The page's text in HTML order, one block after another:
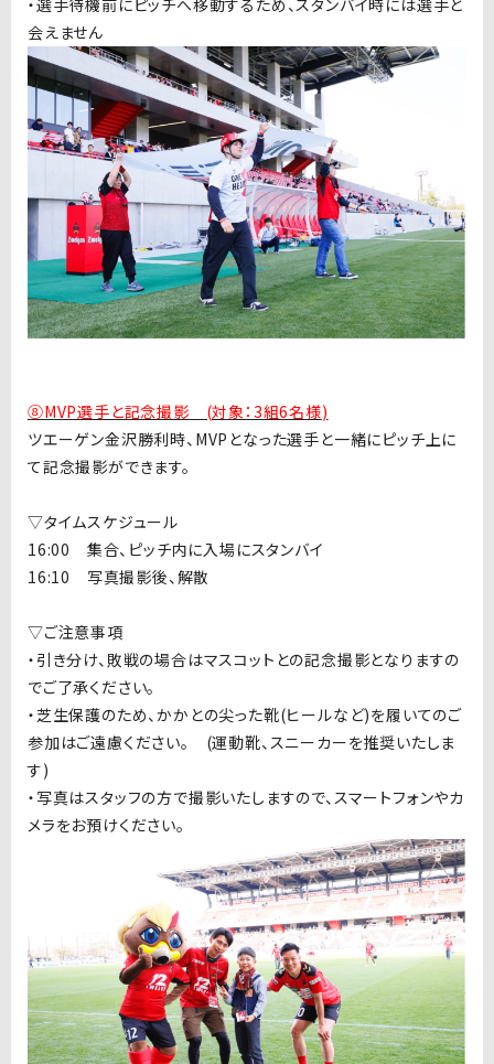
・選手待機前にピッチへ移動するため、スタンバイ時には選手と
会えません
⑧MVP選手と記念撮影 (対象：3組6名様)
ツエーゲン金沢勝利時、 MVP となった選手と一緒にピッチ上に
て記念撮影ができます。
▽タイムスケジュール
16:00 集合、ピッチ内に入場にスタンバイ
16:10 写真撮影後、解散
▽ご注意事項
・引き分け、敗戦の場合はマスコットとの記念撮影となりますの
でご了承ください。
・芝生保護のため、かかとの尖った靴(ヒールなど)を履いてのご
参加はご遠慮ください。 (運動靴、スニーカーを推奨いたしま
す)
・写真はスタッフの方で撮影いたしますので、スマートフォンやカ
メラをお預けください。